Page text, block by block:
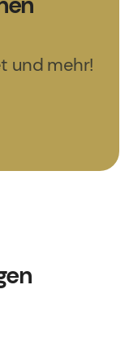
und mehr!